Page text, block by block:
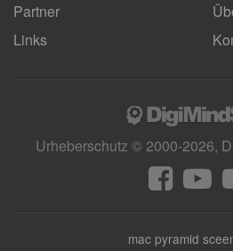
Partner
Links
Urheberschutz © 2000-2026,
mac pyramid